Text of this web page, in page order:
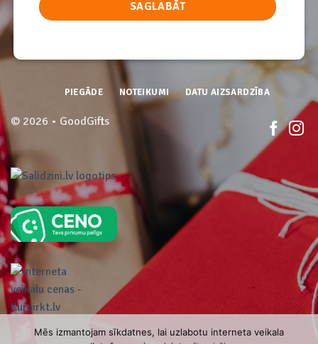
© 2026 • GoodGifts
PIEGĀDE NOTEIKUMI DATU AIZSARDZĪBA
Mēs izmantojam sīkdatnes, lai uzlabotu interneta veikala